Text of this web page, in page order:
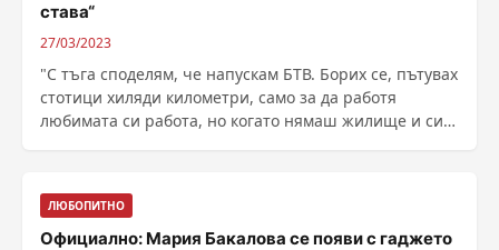
става“
27/03/2023
"С тъга споделям, че напускам БТВ. Борих се, пътувах
стотици хиляди километри, само за да работя
любимата си работа, но когато нямаш жилище и си
ЛЮБОПИТНО
Официално: Мария Бакалова се появи с гаджето